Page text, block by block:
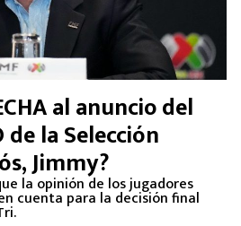
al anuncio del
de la Selección
Jimmy?
la opinión de los jugadores
cuenta para la decisión final